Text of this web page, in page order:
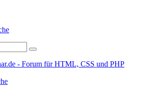
- Forum für HTML, CSS und PHP